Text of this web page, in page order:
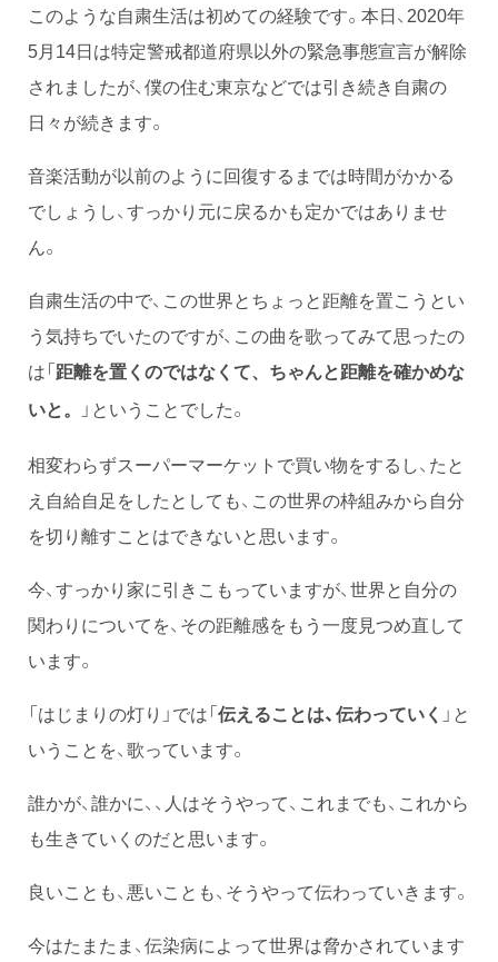
このような自粛生活は初めての経験です。本日、2020年
5月14日は特定警戒都道府県以外の緊急事態宣言が解除
されましたが、僕の住む東京などでは引き続き自粛の
日々が続きます。
音楽活動が以前のように回復するまでは時間がかかる
でしょうし、すっかり元に戻るかも定かではありませ
ん。
自粛生活の中で、この世界とちょっと距離を置こうとい
う気持ちでいたのですが、この曲を歌ってみて思ったの
は「距離を置くのではなくて、ちゃんと距離を確かめな
いと。
」ということでした。
相変わらずスーパーマーケットで買い物をするし、たと
え自給自足をしたとしても、この世界の枠組みから自分
を切り離すことはできないと思います。
今、すっかり家に引きこもっていますが、世界と自分の
関わりについてを、その距離感をもう一度見つめ直して
います。
「はじまりの灯り」では「伝えることは、伝わっていく 」と
いうことを、歌っています。
誰かが、誰かに、、人はそうやって、これまでも、これから
も生きていくのだと思います。
良いことも、悪いことも、そうやって伝わっていきます。
今はたまたま、伝染病によって世界は脅かされています